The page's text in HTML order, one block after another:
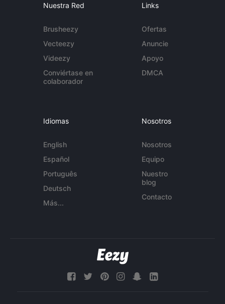
Nuestra Red
Brusheezy
Vecteezy
Videezy
Conviértase en
colaborador
Links
Ofertas
Anuncie
Apoyo
DMCA
Idiomas
English
Español
Português
Deutsch
Más...
Nosotros
Nosotros
Equipo
Nuestro
blog
Contacto